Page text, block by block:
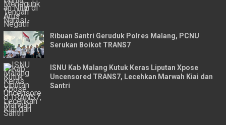
Ribuan Santri Geruduk Polres Malang, PCNU
Serukan Boikot TRANS7
ISNU Kab Malang Kutuk Keras Liputan Xpose
Uncensored TRANS7, Lecehkan Marwah Kiai dan
Santri